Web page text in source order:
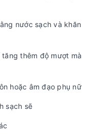
nước sạch và khăn
thêm độ mượt mà
hoặc âm đạo phụ nữ
sạch sẽ